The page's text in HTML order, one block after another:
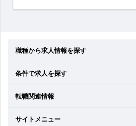
職種から求人情報を探す
条件で求人を探す
転職関連情報
サイトメニュー